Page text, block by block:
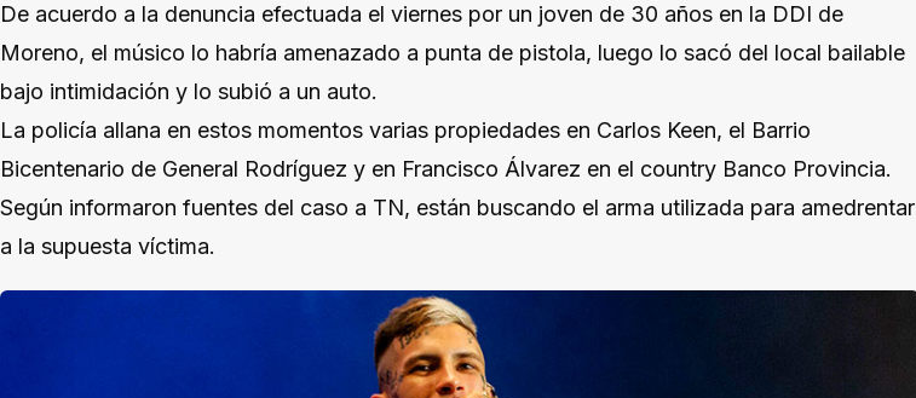
De acuerdo a la denuncia efectuada el viernes por un joven de 30 años en la DDI de
Moreno, el músico lo habría amenazado a punta de pistola, luego lo sacó del local bailable
bajo intimidación y lo subió a un auto.
La policía allana en estos momentos varias propiedades en Carlos Keen, el Barrio
Bicentenario de General Rodríguez y en Francisco Álvarez en el country Banco Provincia.
Según informaron fuentes del caso a TN, están buscando el arma utilizada para amedrentar
a la supuesta víctima.